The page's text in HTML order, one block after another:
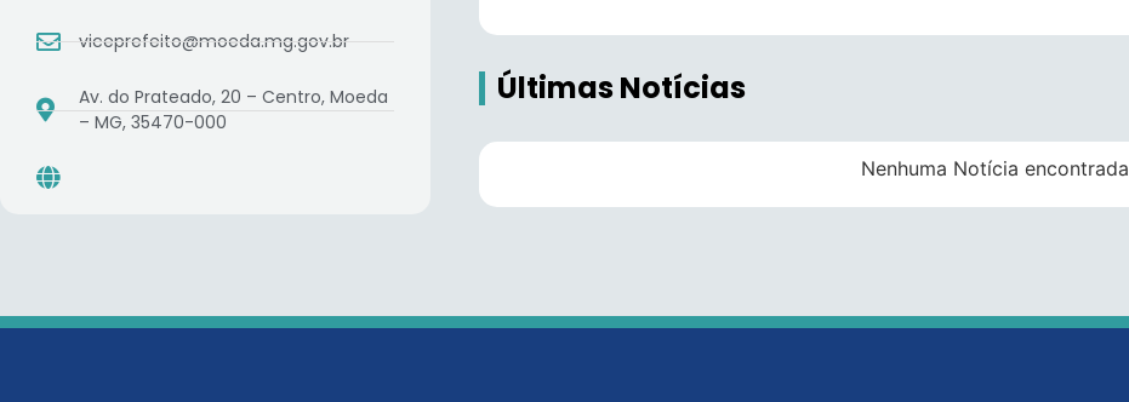
viceprefeito@moeda.mg.gov.br
Av. do Prateado, 20 – Centro, Moeda
– MG, 35470-000
Últimas Notícias
Nenhuma Notícia encontrada